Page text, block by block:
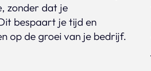
zonder dat je
bespaart je tijd en
op de groei van je bedrijf.